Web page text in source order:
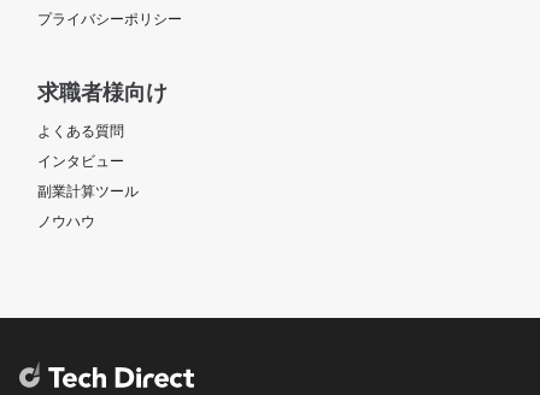
プライバシーポリシー
求職者様向け
よくある質問
インタビュー
副業計算ツール
ノウハウ